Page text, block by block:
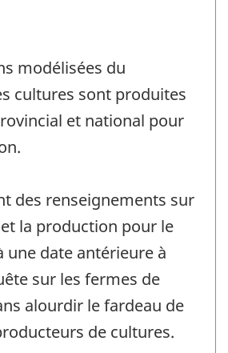
modélisées du
cultures sont produites
et national pour
des renseignements sur
la production pour le
une date antérieure à
sur les fermes de
alourdir le fardeau de
de cultures.